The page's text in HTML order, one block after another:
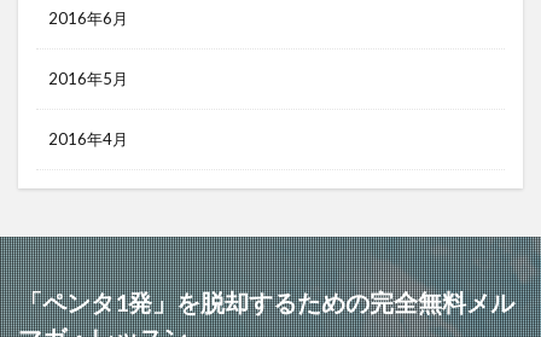
2016年6月
2016年5月
2016年4月
「ペンタ1発」を脱却するための完全無料メル